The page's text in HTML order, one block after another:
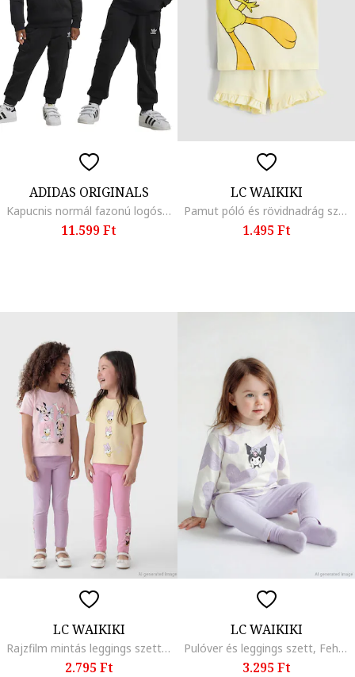
ADIDAS ORIGINALS
Kapucnis normál fazonú logós szabadidőruha, Fekete
11.599 Ft
LC WAIKIKI
Pamut póló és rövidnadrág szett, Narancssárga/Halványsárga
1.495 Ft
LC WAIKIKI
Rajzfilm mintás leggings szett - 2 db, Lila/Rózsaszín
2.795 Ft
LC WAIKIKI
Pulóver és leggings szett, Fehér/Halványlila
3.295 Ft